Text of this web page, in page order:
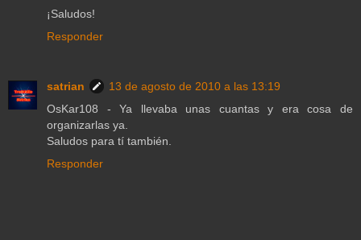
¡Saludos!
Responder
satrian
13 de agosto de 2010 a las 13:19
OsKar108 - Ya llevaba unas cuantas y era cosa de
organizarlas ya.
Saludos para tí también.
Responder